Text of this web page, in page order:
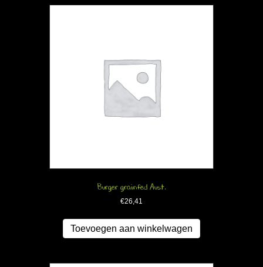
Burger grainfed Aust.
€26,41
Toevoegen aan winkelwagen